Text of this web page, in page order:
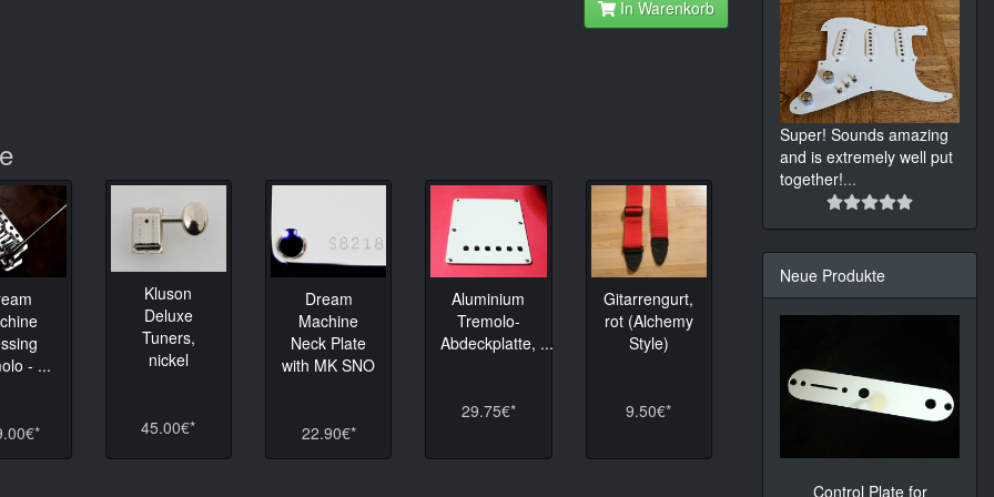
In Warenkorb
- ...
Kluson
Deluxe
Tuners,
nickel
45.00€*
Dream
Machine
Neck Plate
with MK SNO
22.90€*
Aluminium
Tremolo-
Abdeckplatte, ...
29.75€*
Gitarrengurt,
rot (Alchemy
Style)
9.50€*
Super! Sounds amazing
and is extremely well put
together!...
Neue Produkte
Control Plate for